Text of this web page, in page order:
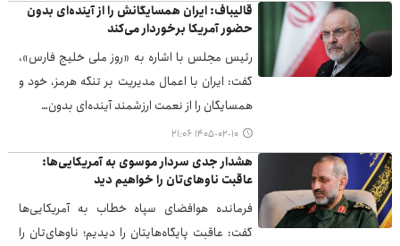
قالیباف: ایران همسایگانش را از آینده‌ای بدون
حضور آمریکا برخوردار می‌کند
رئیس مجلس با اشاره به «روز ملی خلیج فارس»،
گفت: ایران با اعمال مدیریت بر تنگه هرمز، خود و
همسایگان را از نعمت ارزشمند آینده‌ای بدون…
۱۴۰۵-۰۲-۱۰ ۲۱:۰۶
هشدار جدی سردار موسوی به آمریکایی‌ها:
عاقبت ناوهای‌تان را خواهیم دید
فرمانده هوافضای سپاه خطاب به آمریکایی‌ها
گفت: عاقبت پایگاه‌هایتان را دیدیم؛ ناوهای‌تان را